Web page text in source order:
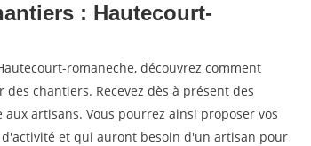
: Hautecourt-
romaneche, découvrez comment
chantiers. Recevez dès à présent des
artisans. Vous pourrez ainsi proposer vos
et qui auront besoin d'un artisan pour